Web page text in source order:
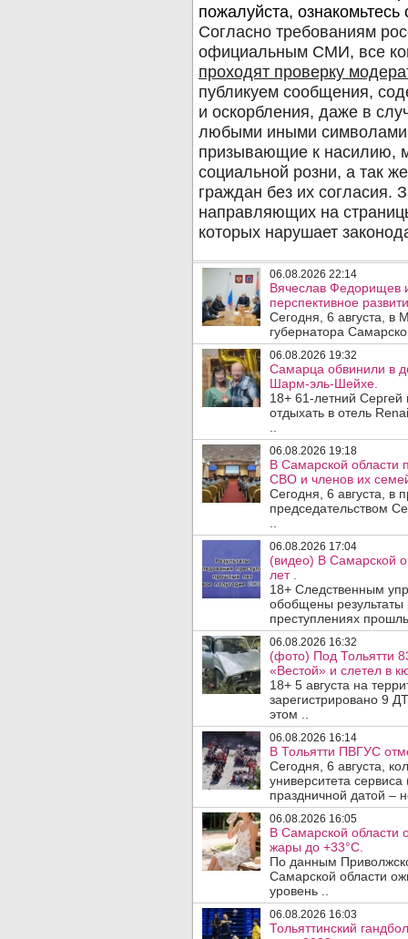
06.08.2026 22:14
Вячеслав Федорищев
перспективное
Сегодня, 6 августа, в
губернатора
06.08.2026 19:32
Самарца обвинили в
Шарм-эль-Шейхе.
18+ 61-летний
отдыхать в отель
06.08.2026 19:18
В Самарской области
СВО и членов их
Сегодня, 6 августа, в
председательством
06.08.2026 17:04
(видео) В Самарской
лет .
18+ Следственным
обобщены результаты
преступлениях
06.08.2026 16:32
(фото) Под Тольятти
«Вестой» и слетел в
18+ 5 августа на
зарегистрировано 9
этом ..
06.08.2026 16:14
В Тольятти ПВГУС
Сегодня, 6 августа,
университета
праздничной датой –
06.08.2026 16:05
В Самарской области
жары до +33°C.
По данным
Самарской области
уровень ..
06.08.2026 16:03
Тольяттинский